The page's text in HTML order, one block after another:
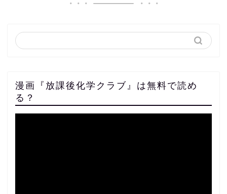
漫画『放課後化学クラブ』は無料で読め
る？